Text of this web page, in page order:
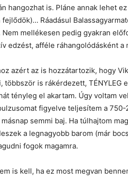
hangozhat is. Pláne annak lehet
Ráadásul
mellékesen pedig gyakran
edzést, afféle ráhangolódásként a
azért az is hozzátartozik, hogy
többször is rákérdezett, TÉNYLEG
tényleg el akartam. Úgy voltam
figyelve teljesítem a
semmi baj. Ha túlhajtom
a legnagyobb barom (már
fogok magamra.
is kell, ha ez most megvan